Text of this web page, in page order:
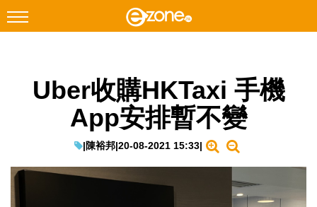
Facebook Instagram
遊戲動漫
Uber收購HKTaxi 手機
App安排暫不變
|陳裕邦|20-08-2021 15:33|